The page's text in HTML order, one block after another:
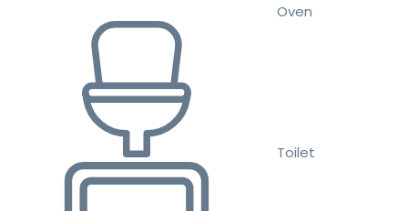
Oven
Toilet